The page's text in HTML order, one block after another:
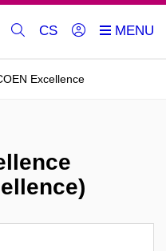
CS
Excellence